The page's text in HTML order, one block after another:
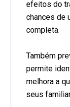
efeitos do
chances de
completa.
Também
permite
melhora a
seus